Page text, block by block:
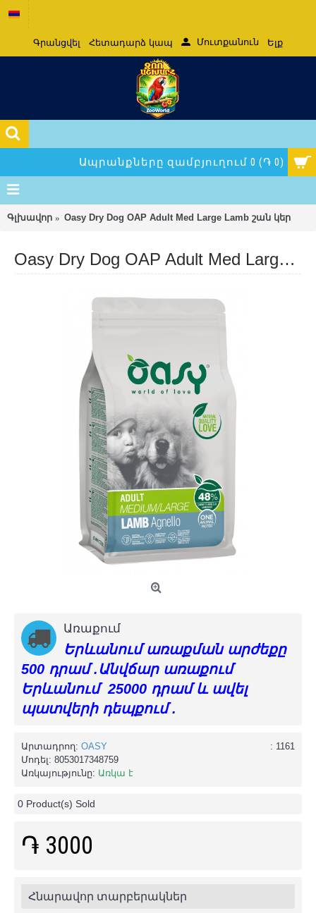
Գրանցվել Հետադարձ կապ Մուտքանուն Ելք
Ապրանքները զամբյուղում 0 (֏ 0)
Գլխավոր Oasy Dry Dog OAP Adult Med Large Lamb շան կեր
Oasy Dry Dog OAP Adult Med Large Lamb շան կեր
Առաքում
Երևանում առաքման արժեքը
500 դրամ .Անվճար առաքում
Երևանում 25000 դրամ և ավել
պատվերի դեպքում .
: 1161
Արտադրող: OASY
Մոդել: 8053017348759
Առկայությունը: Առկա է
0 Product(s) Sold
֏ 3000
Հնարավոր տարբերակներ